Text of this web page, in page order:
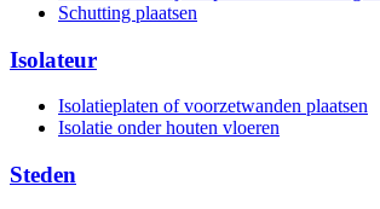
Schutting plaatsen
Isolateur
Isolatieplaten of voorzetwanden plaatsen
Isolatie onder houten vloeren
Steden